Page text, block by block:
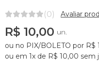
(0) Avaliar
R$ 10,00 un.
ou no PIX/BOLETO por R$
ou em 1x de R$ 10,00 sem